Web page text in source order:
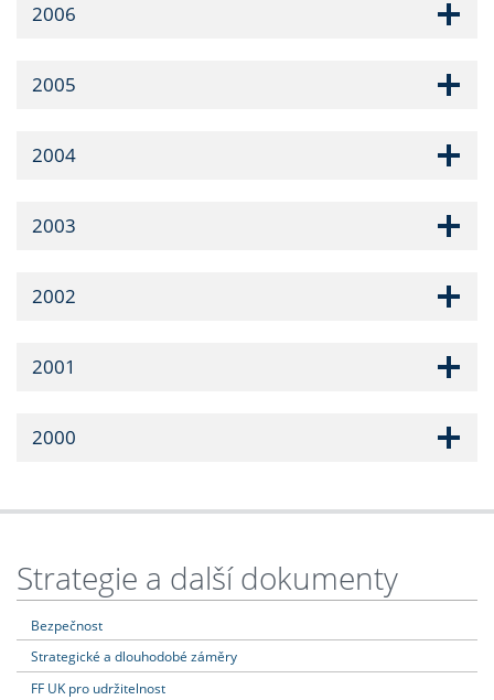
2006
2005
2004
2003
2002
2001
2000
Strategie a další dokumenty
Bezpečnost
Strategické a dlouhodobé záměry
FF UK pro udržitelnost